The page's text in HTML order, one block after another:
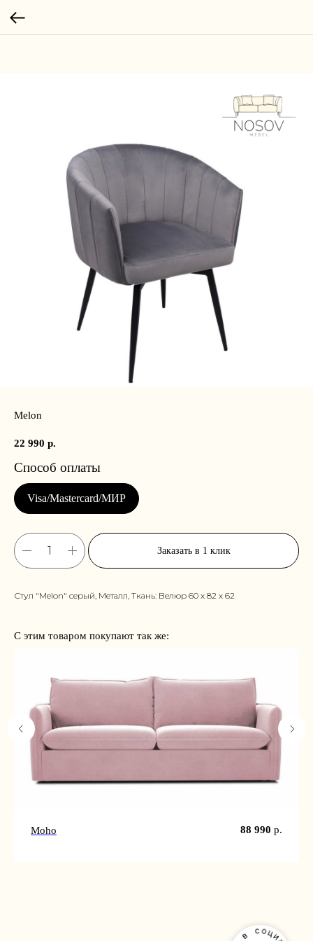
Melon
22 990 р.
Заказать в 1 клик
Стул "Melon" серый, Металл, Ткань: Велюр 60 x 82 x 62
С этим товаром покупают так же:
Moho 88 990 р.